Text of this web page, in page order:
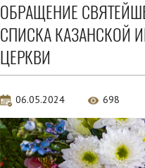
ОБРАЩЕНИЕ
СПИСКА КАЗАНСКОЙ
ЦЕРКВИ
06.05.2024 698